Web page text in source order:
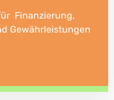
Finanzierung,
Gewährleistungen